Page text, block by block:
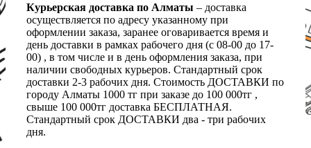
Курьерская доставка по Алматы – доставка
осуществляется по адресу указанному при
оформлении заказа, заранее оговаривается время и
день доставки в рамках рабочего дня (с 08-00 до 17-
00) , в том числе и в день оформления заказа, при
наличии свободных курьеров. Стандартный срок
доставки 2-3 рабочих дня. Стоимость ДОСТАВКИ по
городу Алматы 1000 тг при заказе до 100 000тг ,
свыше 100 000тг доставка БЕСПЛАТНАЯ.
Стандартный срок ДОСТАВКИ два - три рабочих
дня.